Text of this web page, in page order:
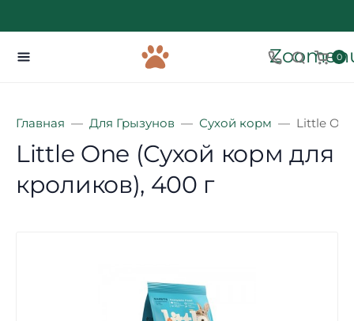
0
Главная Для Грызунов Сухой корм Little
Little One (Сухой корм для
кроликов), 400 г